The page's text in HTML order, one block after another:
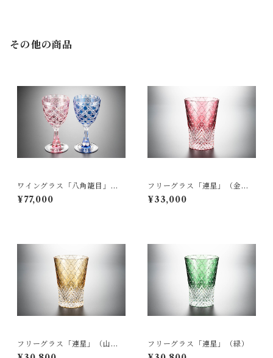
その他の商品
ワイングラス「八角籠目」
（ペア）
¥77,000
フリーグラス「連星」（金
赤）
¥33,000
フリーグラス「連星」（山
吹）
フリーグラス「連星」（緑）